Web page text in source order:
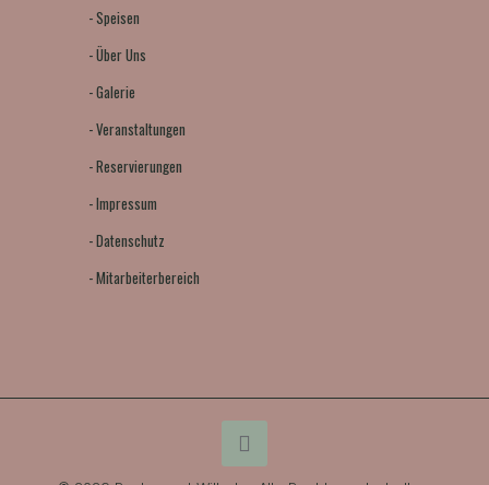
-Speisen
-Über Uns
-Galerie
-Veranstaltungen
-Reservierungen
-Impressum
-Datenschutz
-Mitarbeiterbereich